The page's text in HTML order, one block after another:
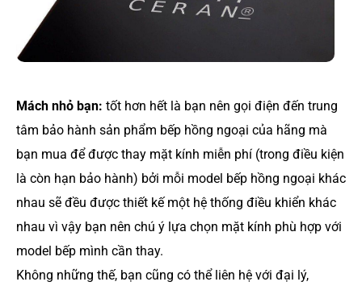
Mách nhỏ bạn: tốt hơn hết là bạn nên gọi điện đến trung
tâm bảo hành sản phẩm bếp hồng ngoại của hãng mà
bạn mua để được thay mặt kính miễn phí (trong điều kiện
là còn hạn bảo hành) bởi mỗi model bếp hồng ngoại khác
nhau sẽ đều được thiết kế một hệ thống điều khiển khác
nhau vì vậy bạn nên chú ý lựa chọn mặt kính phù hợp với
model bếp mình cần thay.
Không những thế, bạn cũng có thể liên hệ với đại lý,